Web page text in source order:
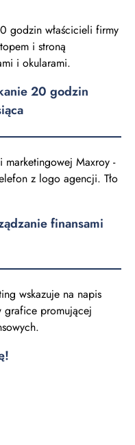
20 godzin
finansami